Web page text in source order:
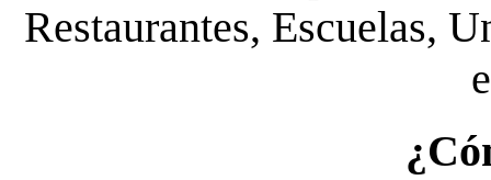
Restaurantes, Escuelas,